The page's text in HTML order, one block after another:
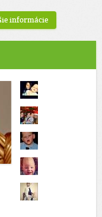
informácie